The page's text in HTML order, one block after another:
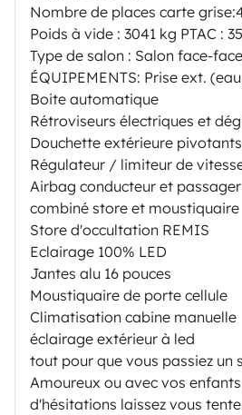
Nombre de places carte
Poids à vide : 3041 kg PTAC :
Type de salon : Salon face-face
ÉQUIPEMENTS: Prise ext.
Boite automatique
Rétroviseurs électriques et
Douchette extérieure
Régulateur / limiteur de
Airbag conducteur et passager
combiné store et moustiquaire
Store d'occultation REMIS
Eclairage 100% LED
Jantes alu 16 pouces
Moustiquaire de porte cellule
Climatisation cabine manuelle
éclairage extérieur à led
tout pour que vous passiez un
Amoureux ou avec vos
d'hésitations laissez vous